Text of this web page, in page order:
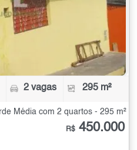
2 vagas 295 m²
Média com 2 quartos - 295 m²
R$ 450.000